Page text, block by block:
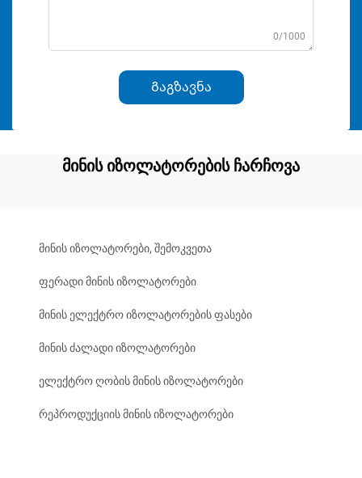
0/1000
Გაგზავნა
მინის იზოლატორების ჩარჩოვა
მინის იზოლატორები, შემოკვეთა
ფერადი მინის იზოლატორები
მინის ელექტრო იზოლატორების ფასები
მინის ძალადი იზოლატორები
ელექტრო ღობის მინის იზოლატორები
რეპროდუქციის მინის იზოლატორები